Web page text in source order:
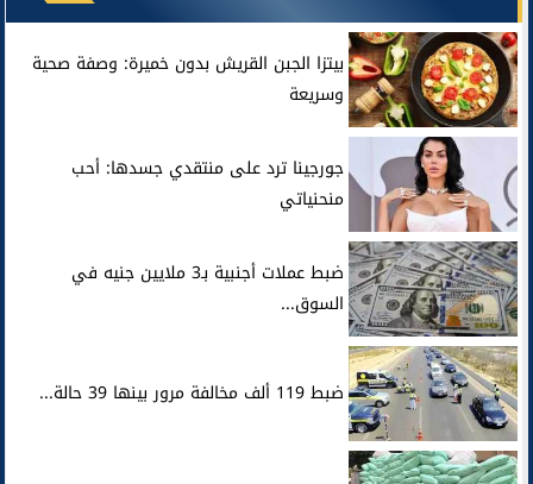
بيتزا الجبن القريش بدون خميرة: وصفة صحية
وسريعة
جورجينا ترد على منتقدي جسدها: أحب
منحنياتي
ضبط عملات أجنبية بـ3 ملايين جنيه في
السوق...
ضبط 119 ألف مخالفة مرور بينها 39 حالة...